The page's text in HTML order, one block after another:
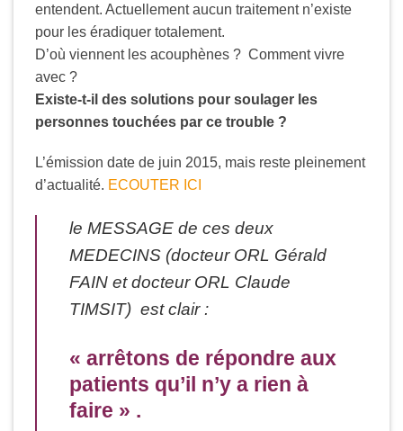
entendent. Actuellement aucun traitement n’existe
pour les éradiquer totalement.
D’où viennent les acouphènes ? Comment vivre
avec ?
Existe-t-il des solutions pour soulager les
personnes touchées par ce trouble ?
L’émission date de juin 2015, mais reste pleinement
d’actualité. ECOUTER ICI
le MESSAGE de ces deux
MEDECINS (docteur ORL Gérald
FAIN et docteur ORL Claude
TIMSIT) est clair :
« arrêtons de répondre aux
patients qu’il n’y a rien à
faire » .